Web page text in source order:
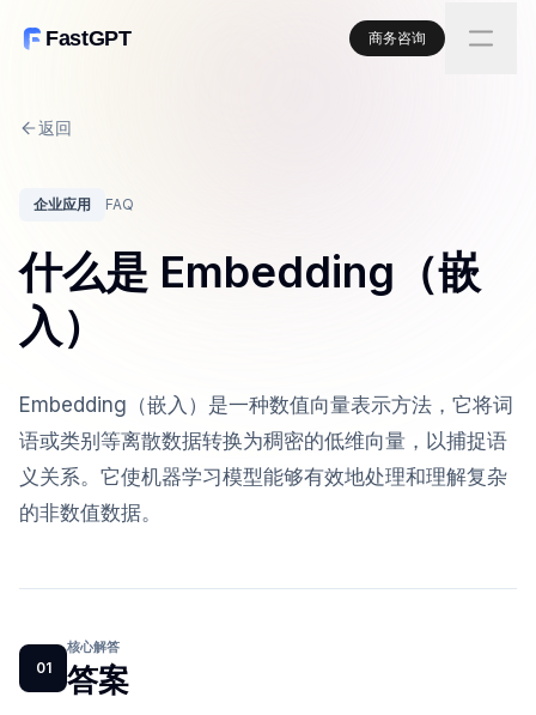
FastGPT 商务咨询
返回
企业应用 FAQ
什么是 Embedding（嵌
入）
Embedding（嵌入）是一种数值向量表示方法，它将词
语或类别等离散数据转换为稠密的低维向量，以捕捉语
义关系。它使机器学习模型能够有效地处理和理解复杂
的非数值数据。
01
核心解答
答案